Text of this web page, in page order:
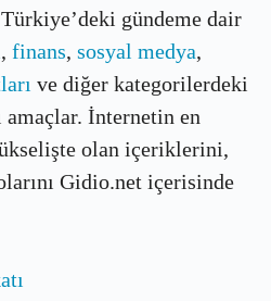
gündeme dair
, finans, sosyal medya,
ve diğer kategorilerdeki
İnternetin en
olan içeriklerini,
Gidio.net içerisinde